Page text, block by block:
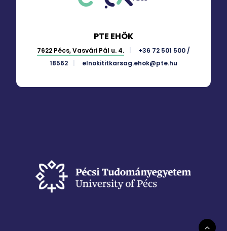
PTE EHÖK
7622 Pécs, Vasvári Pál u. 4.
+36 72 501 500 /
18562
elnokititkarsag.ehok@pte.hu